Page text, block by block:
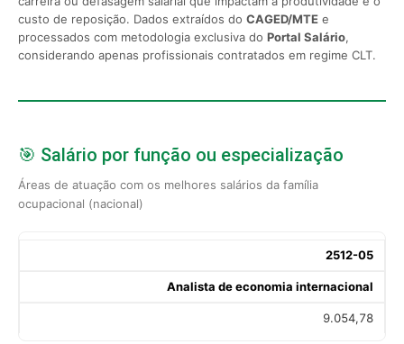
custo de reposição. Dados extraídos do CAGED/MTE e
processados com metodologia exclusiva do Portal Salário,
considerando apenas profissionais contratados em regime CLT.
🎯 Salário por função ou especialização
Áreas de atuação com os melhores salários da família
ocupacional (nacional)
2512-05
Analista de economia internacional
9.054,78